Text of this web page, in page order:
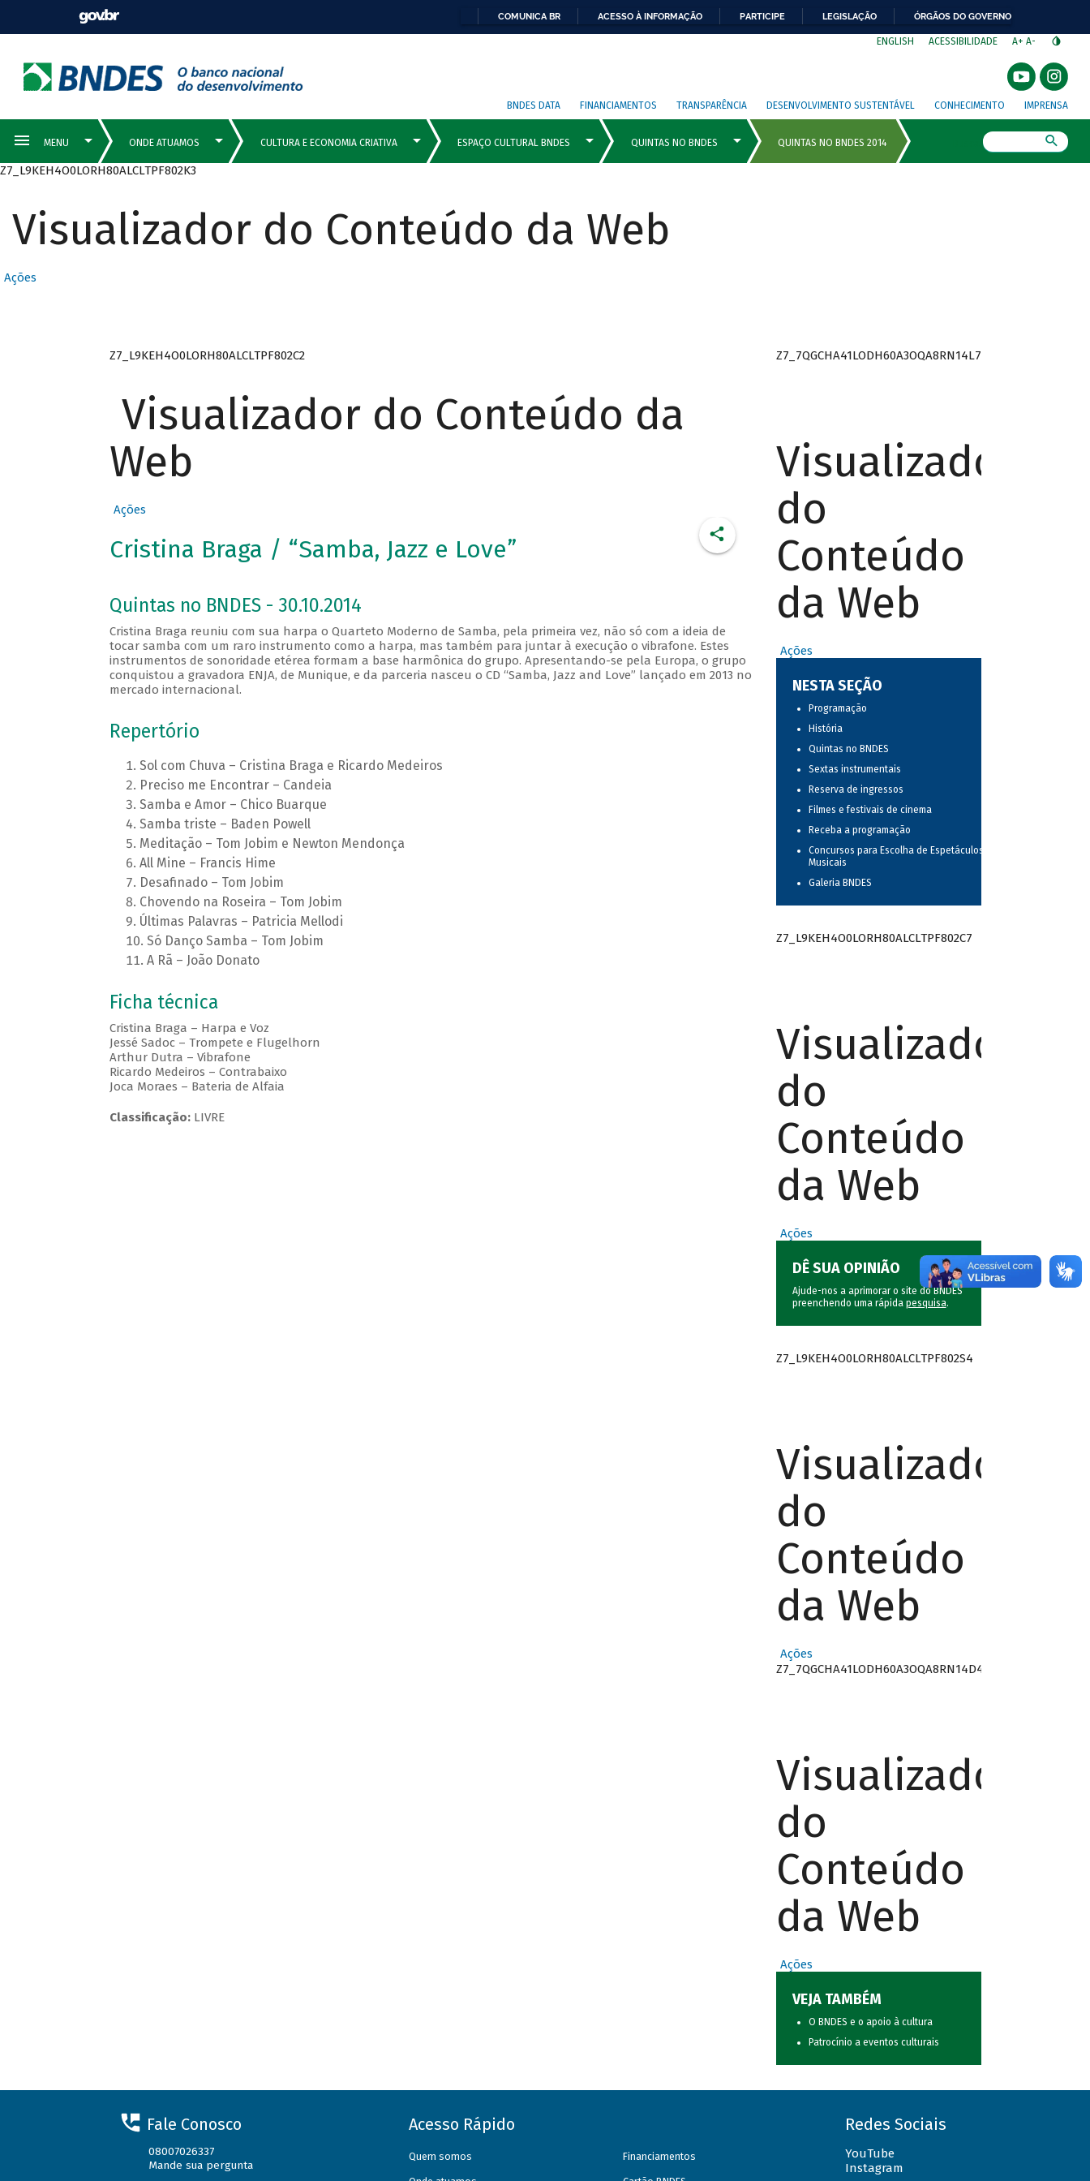
COMUNICA BR ACESSO À INFORMAÇÃO PARTICIPE LEGISLAÇÃO ÓRGÃOS DO GOVERNO
ENGLISH ACESSIBILIDADE A+ A-
BNDES DATA FINANCIAMENTOS TRANSPARÊNCIA DESENVOLVIMENTO SUSTENTÁVEL CONHECIMENTO IMPRENSA
Z7_L9KEH4O0LORH80ALCLTPF802K3
Visualizador do Conteúdo da Web
Ações
Z7_L9KEH4O0LORH80ALCLTPF802C2
Visualizador do Conteúdo da
Web
Ações
Cristina Braga / “Samba, Jazz e Love”
Quintas no BNDES - 30.10.2014
Cristina Braga reuniu com sua harpa o Quarteto Moderno de Samba, pela primeira vez, não só com a ideia de
tocar samba com um raro instrumento como a harpa, mas também para juntar à execução o vibrafone. Estes
instrumentos de sonoridade etérea formam a base harmônica do grupo. Apresentando-se pela Europa, o grupo
conquistou a gravadora ENJA, de Munique, e da parceria nasceu o CD “Samba, Jazz and Love” lançado em 2013 no
mercado internacional.
Repertório
Sol com Chuva – Cristina Braga e Ricardo Medeiros
Preciso me Encontrar – Candeia
Samba e Amor – Chico Buarque
Samba triste – Baden Powell
Meditação – Tom Jobim e Newton Mendonça
All Mine – Francis Hime
Desafinado – Tom Jobim
Chovendo na Roseira – Tom Jobim
Últimas Palavras – Patricia Mellodi
Só Danço Samba – Tom Jobim
A Rã – João Donato
Ficha técnica
Cristina Braga – Harpa e Voz
Jessé Sadoc – Trompete e Flugelhorn
Arthur Dutra – Vibrafone
Ricardo Medeiros – Contrabaixo
Joca Moraes – Bateria de Alfaia
Classificação:LIVRE
Z7_7QGCHA41LODH60A3OQA8RN14L7
Visualizador
do
Conteúdo
da Web
Ações
NESTA SEÇÃO
Programação
História
Quintas no BNDES
Sextas instrumentais
Reserva de ingressos
Filmes e festivais de cinema
Receba a programação
Concursos para Escolha de Espetáculos
Musicais
Galeria BNDES
Z7_L9KEH4O0LORH80ALCLTPF802C7
Visualizador
do
Conteúdo
da Web
Ações
DÊ SUA OPINIÃO
Ajude-nos a aprimorar o site do BNDES
preenchendo uma rápida pesquisa.
Z7_L9KEH4O0LORH80ALCLTPF802S4
Visualizador
do
Conteúdo
da Web
Ações
Z7_7QGCHA41LODH60A3OQA8RN14D4
Visualizador
do
Conteúdo
da Web
Ações
VEJA TAMBÉM
O BNDES e o apoio à cultura
Patrocínio a eventos culturais
Fale Conosco
08007026337
Mande sua pergunta
Acesso Rápido
Quem somos Financiamentos
Redes Sociais
YouTube
Instagram